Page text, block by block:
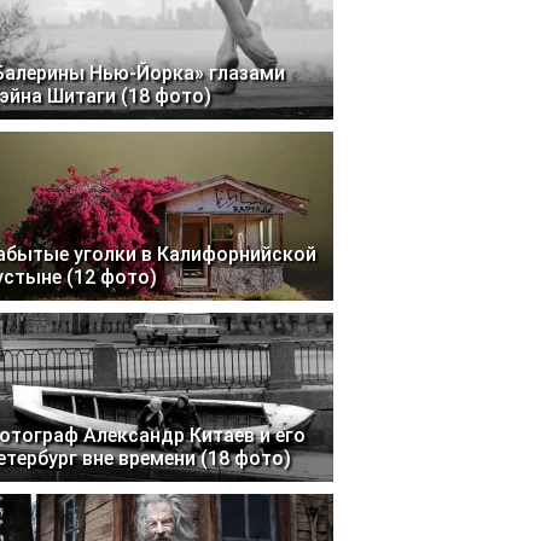
Нью-Йорка» глазами
Шитаги (18 фото)
уголки в Калифорнийской
(12 фото)
Александр Китаев и его
вне времени (18 фото)